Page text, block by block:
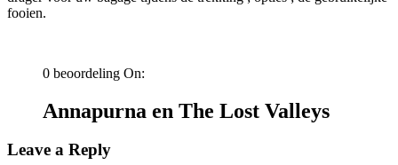
fooien.
0 beoordeling On:
Annapurna en The Lost Valleys
Leave a Reply